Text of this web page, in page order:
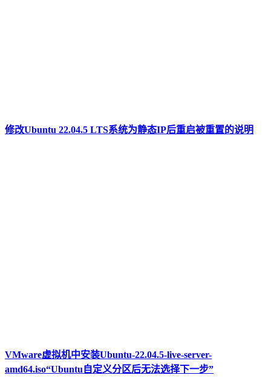
修改Ubuntu 22.04.5 LTS系统为静态IP后重启被重置的说明
VMware虚拟机中安装Ubuntu-22.04.5-live-server-
amd64.iso“Ubuntu自定义分区后无法选择下一步”